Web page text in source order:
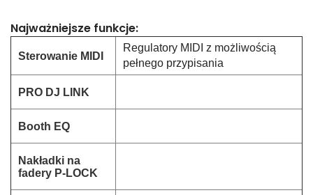
Najważniejsze funkcje:
Sterowanie MIDI
Regulatory MIDI z możliwością
pełnego przypisania
PRO DJ LINK
Booth EQ
Nakładki na
fadery P-LOCK
a